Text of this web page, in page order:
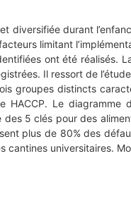
diversifiée durant
limitant
ont été réalisés.
Il ressort de
groupes distincts
Le diagramme
5 clés pour des
plus de 80% des
cantines universitaires.